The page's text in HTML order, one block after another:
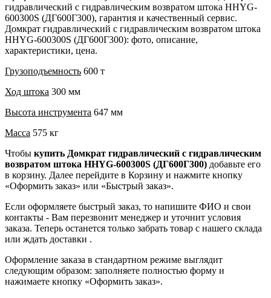
гидравлический с гидравлическим возвратом штока HHYG-
600300S (ДГ600Г300), гарантия и качественный сервис.
Домкрат гидравлический с гидравлическим возвратом штока
HHYG-600300S (ДГ600Г300): фото, описание,
характеристики, цена.
Грузоподъемность 600 т
Ход штока 300 мм
Высота инструмента 647 мм
Масса 575 кг
Чтобы купить Домкрат гидравлический с гидравлическим
возвратом штока HHYG-600300S (ДГ600Г300) добавьте его
в корзину. Далее перейдите в Корзину и нажмите кнопку
«Оформить заказ» или «Быстрый заказ».
Если оформляете быстрый заказ, то напишите ФИО и свои
контакты - Вам перезвонит менеджер и уточнит условия
заказа. Теперь останется только забрать товар с нашего склада
или ждать доставки .
Оформление заказа в стандартном режиме выглядит
следующим образом: заполняете полностью форму и
нажимаете кнопку «Оформить заказ».